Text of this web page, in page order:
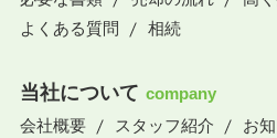
よくある質問
相続
当社について company
会社概要
スタッフ紹介 お